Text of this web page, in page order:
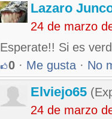
Lazaro
24 de marzo
Esperate!! Si es
0 · Me gusta · No
Elviejo65
24 de marzo